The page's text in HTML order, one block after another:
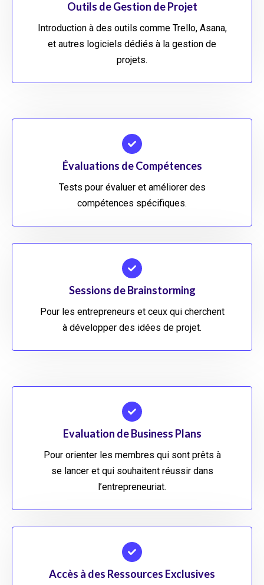
Outils de Gestion de Projet
Introduction à des outils comme Trello, Asana,
et autres logiciels dédiés à la gestion de
projets.
Évaluations de Compétences
Tests pour évaluer et améliorer des
compétences spécifiques.
Sessions de Brainstorming
Pour les entrepreneurs et ceux qui cherchent
à développer des idées de projet.
Evaluation de Business Plans
Pour orienter les membres qui sont prêts à
se lancer et qui souhaitent réussir dans
l’entrepreneuriat.
Accès à des Ressources Exclusives